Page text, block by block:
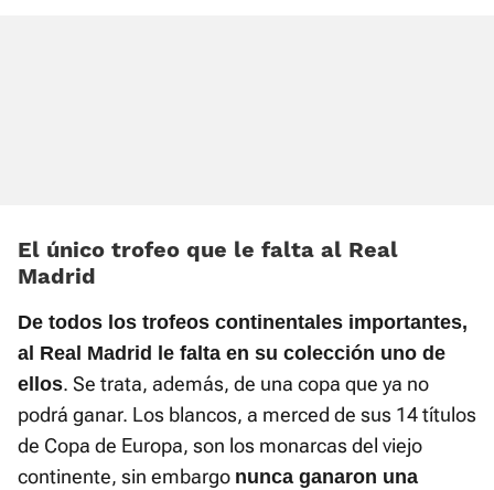
El único trofeo que le falta al Real
Madrid
De todos los trofeos continentales importantes,
al Real Madrid le falta en su colección uno de
ellos. Se trata, además, de una copa que ya no
podrá ganar. Los blancos, a merced de sus 14 títulos
de Copa de Europa, son los monarcas del viejo
continente, sin embargo nunca ganaron una